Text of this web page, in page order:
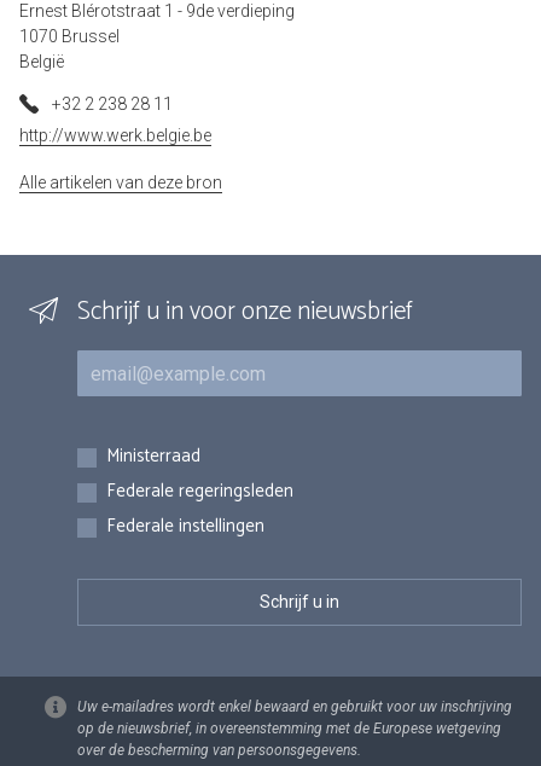
Ernest Blérotstraat 1 - 9de verdieping
1070 Brussel
België
+32 2 238 28 11
http://www.werk.belgie.be
Alle artikelen van deze bron
Schrijf u in voor onze nieuwsbrief
E-mail
Inschrijvingen
Ministerraad
Federale regeringsleden
Federale instellingen
Uw e-mailadres wordt enkel bewaard en gebruikt voor uw inschrijving
op de nieuwsbrief, in overeenstemming met de Europese wetgeving
over de bescherming van persoonsgegevens.